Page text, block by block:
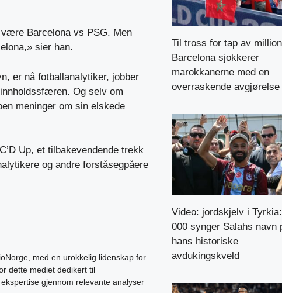
Barcelona vs PSG. Men
sier han.
er nå fotballanalytiker, jobber
Og selv om
meninger om sin elskede
Up, et tilbakevendende trekk
og andre forståsegpåere
med en urokkelig lidenskap for
dette mediet dedikert til
gjennom relevante analyser
Til tross for tap av
Barcelona sjokkerer
marokkanerne med en
overraskende avgjørelse
Video: jordskjelv i
000 synger Salahs navn
hans historiske
avdukingskveld